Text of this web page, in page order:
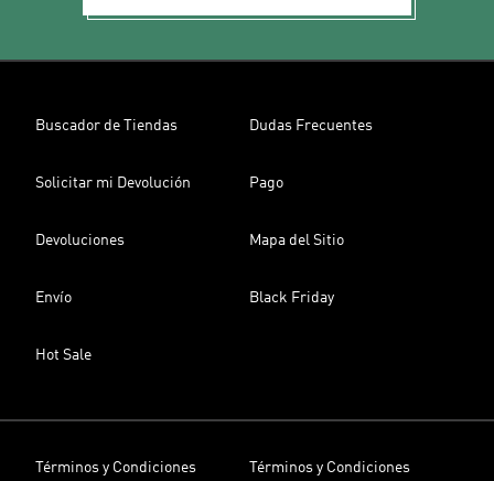
Buscador de Tiendas Dudas Frecuentes
Solicitar mi Devolución Pago
Devoluciones Mapa del Sitio
Envío Black Friday
Hot Sale
Términos y Condiciones Términos y Condiciones